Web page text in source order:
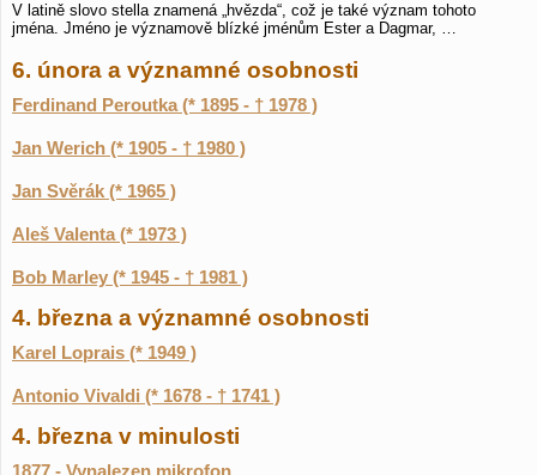
V latině slovo stella znamená „hvězda“, což je také význam tohoto
jména. Jméno je významově blízké jménům Ester a Dagmar, …
6. února a významné osobnosti
Ferdinand Peroutka (* 1895 - † 1978 )
Jan Werich (* 1905 - † 1980 )
Jan Svěrák (* 1965 )
Aleš Valenta (* 1973 )
Bob Marley (* 1945 - † 1981 )
4. března a významné osobnosti
Karel Loprais (* 1949 )
Antonio Vivaldi (* 1678 - † 1741 )
4. března v minulosti